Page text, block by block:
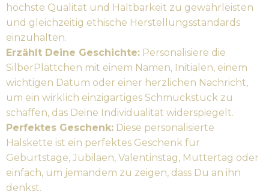
höchste Qualität und Haltbarkeit zu gewährleisten
und gleichzeitig ethische Herstellungsstandards
einzuhalten.
Erzählt Deine Geschichte: Personalisiere die
SilberPlättchen mit einem Namen, Initialen, einem
wichtigen Datum oder einer herzlichen Nachricht,
um ein wirklich einzigartiges Schmuckstück zu
schaffen, das Deine Individualität widerspiegelt.
Perfektes Geschenk: Diese personalisierte
Halskette ist ein perfektes Geschenk für
Geburtstage, Jubiläen, Valentinstag, Muttertag oder
einfach, um jemandem zu zeigen, dass Du an ihn
denkst.